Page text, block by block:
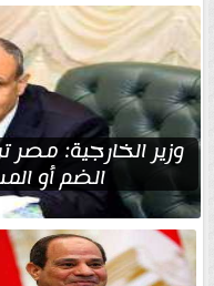
وزير الخارجية:
الضم أو